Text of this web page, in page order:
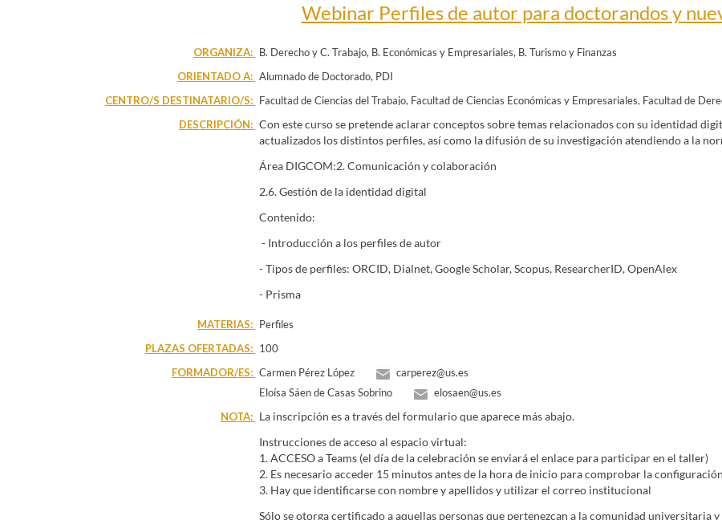
Webinar Perfiles de autor para doctorandos y
ORGANIZA: B. Derecho y C. Trabajo B. Económicas y Empresariales B. Turismo y Finanzas
ORIENTADO A: Alumnado de Doctorado PDI
CENTRO/S DESTINATARIO/S: Facultad de Ciencias del Trabajo Facultad de Ciencias Económicas y Empresariales Facultad de
DESCRIPCIÓN: Con este curso se pretende aclarar conceptos sobre temas relacionados con su identidad
actualizados los distintos perfiles, así como la difusión de su investigación atendiendo a la
Área DIGCOM:2. Comunicación y colaboración
2.6. Gestión de la identidad digital
Contenido:
- Introducción a los perfiles de autor
- Tipos de perfiles: ORCID, Dialnet, Google Scholar, Scopus, ResearcherID, OpenAlex
- Prisma
MATERIAS: Perfiles
PLAZAS OFERTADAS: 100
FORMADOR/ES: Carmen Pérez López
carperez@us.es
Eloísa Sáen de Casas Sobrino
elosaen@us.es
NOTA: La inscripción es a través del formulario que aparece más abajo.
Instrucciones de acceso al espacio virtual:
1. ACCESO a Teams (el día de la celebración se enviará el enlace para participar en el taller)
2. Es necesario acceder 15 minutos antes de la hora de inicio para comprobar la
3. Hay que identificarse con nombre y apellidos y utilizar el correo institucional
Sólo se otorga certificado a aquellas personas que pertenezcan a la comunidad universitaria